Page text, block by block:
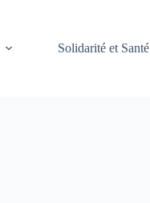
Solidarité et Santé